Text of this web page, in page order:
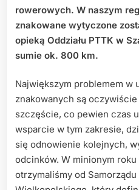
rowerowych. W naszym
znakowane wytyczone
opieką Oddziału PTTK w
sumie ok. 800 km.
Największym problemem w
znakowanych są
szczęście, co pewien czas
wsparcie w tym zakresie,
się odnowienie kolejnych,
odcinków. W minionym
otrzymaliśmy od